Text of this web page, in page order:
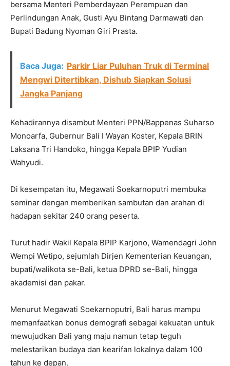
bersama Menteri Pemberdayaan Perempuan dan
Perlindungan Anak, Gusti Ayu Bintang Darmawati dan
Bupati Badung Nyoman Giri Prasta.
Baca Juga: Parkir Liar Puluhan Truk di Terminal
Mengwi Ditertibkan, Dishub Siapkan Solusi
Jangka Panjang
Kehadirannya disambut Menteri PPN/Bappenas Suharso
Monoarfa, Gubernur Bali I Wayan Koster, Kepala BRIN
Laksana Tri Handoko, hingga Kepala BPIP Yudian
Wahyudi.
Di kesempatan itu, Megawati Soekarnoputri membuka
seminar dengan memberikan sambutan dan arahan di
hadapan sekitar 240 orang peserta.
Turut hadir Wakil Kepala BPIP Karjono, Wamendagri John
Wempi Wetipo, sejumlah Dirjen Kementerian Keuangan,
bupati/walikota se-Bali, ketua DPRD se-Bali, hingga
akademisi dan pakar.
Menurut Megawati Soekarnoputri, Bali harus mampu
memanfaatkan bonus demografi sebagai kekuatan untuk
mewujudkan Bali yang maju namun tetap teguh
melestarikan budaya dan kearifan lokalnya dalam 100
tahun ke depan.